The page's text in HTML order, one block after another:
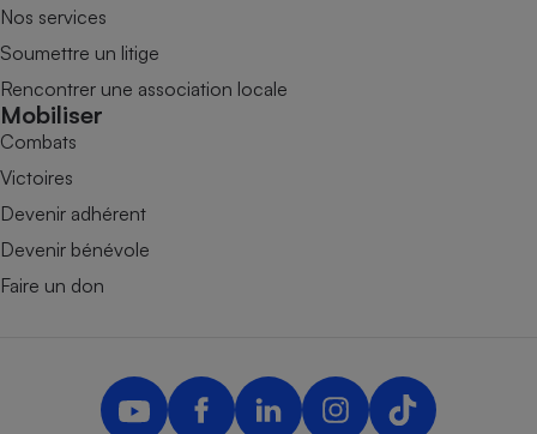
Nos services
Soumettre un litige
Rencontrer une association locale
Mobiliser
Combats
Victoires
Devenir adhérent
Devenir bénévole
Faire un don